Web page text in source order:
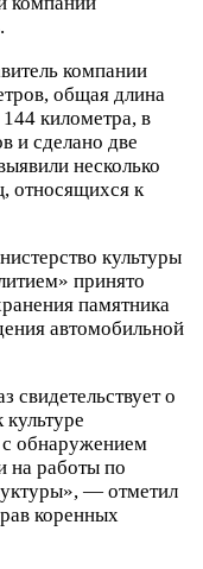
компании
общая длина
километра, в
и сделано две
несколько
относящихся к
культуры
принято
памятника
автомобильной
свидетельствует о
с обнаружением
на работы по
— отметил
коренных